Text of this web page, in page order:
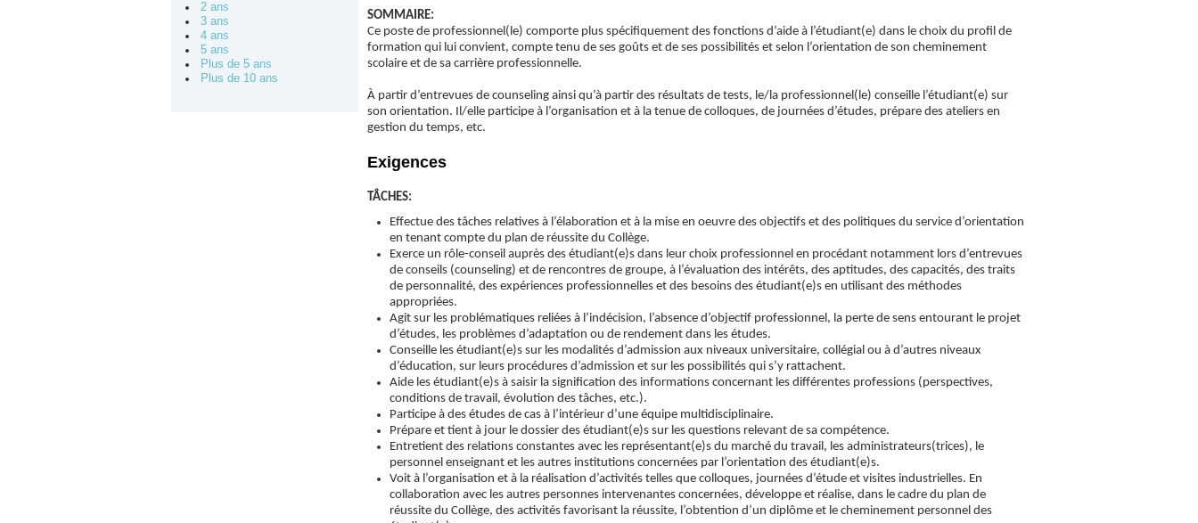
2 ans
3 ans
4 ans
5 ans
Plus de 5 ans
Plus de 10 ans
SOMMAIRE:
Ce poste de professionnel(le) comporte plus spécifiquement des fonctions d’aide à l’étudiant(e) dans le choix du profil de
formation qui lui convient, compte tenu de ses goûts et de ses possibilités et selon l’orientation de son cheminement
scolaire et de sa carrière professionnelle.
À partir d’entrevues de counseling ainsi qu’à partir des résultats de tests, le/la professionnel(le) conseille l’étudiant(e) sur
son orientation. Il/elle participe à l’organisation et à la tenue de colloques, de journées d’études, prépare des ateliers en
gestion du temps, etc.
Exigences
TÂCHES:
Effectue des tâches relatives à l’élaboration et à la mise en oeuvre des objectifs et des politiques du service d’orientation
en tenant compte du plan de réussite du Collège.
Exerce un rôle-conseil auprès des étudiant(e)s dans leur choix professionnel en procédant notamment lors d’entrevues
de conseils (counseling) et de rencontres de groupe, à l’évaluation des intérêts, des aptitudes, des capacités, des traits
de personnalité, des expériences professionnelles et des besoins des étudiant(e)s en utilisant des méthodes
appropriées.
Agit sur les problématiques reliées à l’indécision, l’absence d’objectif professionnel, la perte de sens entourant le projet
d’études, les problèmes d’adaptation ou de rendement dans les études.
Conseille les étudiant(e)s sur les modalités d’admission aux niveaux universitaire, collégial ou à d’autres niveaux
d’éducation, sur leurs procédures d’admission et sur les possibilités qui s’y rattachent.
Aide les étudiant(e)s à saisir la signification des informations concernant les différentes professions (perspectives,
conditions de travail, évolution des tâches, etc.).
Participe à des études de cas à l’intérieur d’une équipe multidisciplinaire.
Prépare et tient à jour le dossier des étudiant(e)s sur les questions relevant de sa compétence.
Entretient des relations constantes avec les représentant(e)s du marché du travail, les administrateurs(trices), le
personnel enseignant et les autres institutions concernées par l’orientation des étudiant(e)s.
Voit à l’organisation et à la réalisation d’activités telles que colloques, journées d’étude et visites industrielles. En
collaboration avec les autres personnes intervenantes concernées, développe et réalise, dans le cadre du plan de
réussite du Collège, des activités favorisant la réussite, l’obtention d’un diplôme et le cheminement personnel des